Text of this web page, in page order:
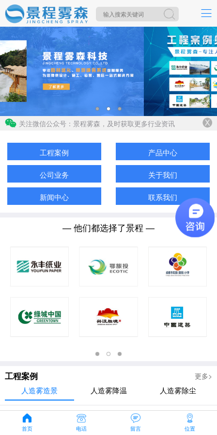
关注微信公众号：景程雾森，及时获取更多行业资讯
工程案例 产品中心
公司业务 关于我们
新闻中心 联系我们
— 他们都选择了景程 —
工程案例 更多>
人造雾造景 人造雾降温 人造雾除尘
首页 电话 留言 位置